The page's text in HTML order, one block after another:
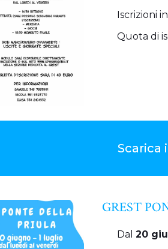
Iscrizioni
Quota di
Scarica
GREST
Dal 20